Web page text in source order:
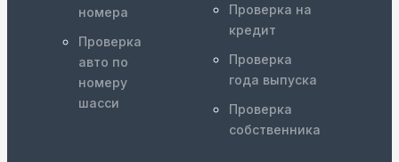
номера
Проверка
авто по
номеру
шасси
Проверка на
кредит
Проверка
года выпуска
Проверка
собственника